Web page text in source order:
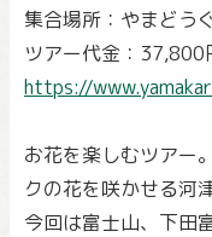
集合場所：やまどう
ツアー代金：37,800
https://
お花を楽しむツアー
クの花を咲かせる河
今回は富士山、下田